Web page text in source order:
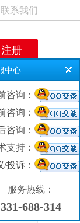
联系我们
注册
中心
咨询：
咨询：
咨询：
支持：
/投诉：
服务热线：
331-688-314